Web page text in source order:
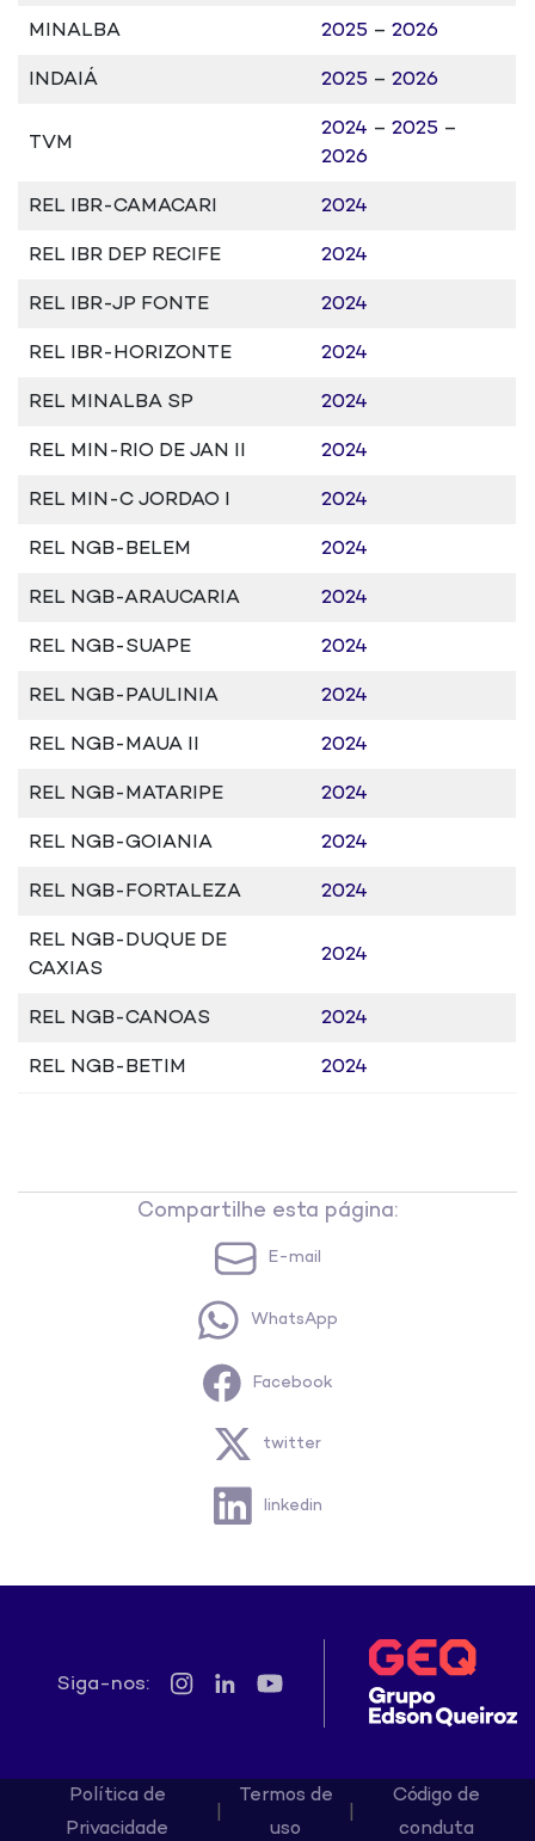
MINALBA
2025 – 2026
INDAIÁ
2025 – 2026
TVM
2024 – 2025 –
2026
REL IBR-CAMACARI
2024
REL IBR DEP RECIFE
2024
REL IBR-JP FONTE
2024
REL IBR-HORIZONTE
2024
REL MINALBA SP
2024
REL MIN-RIO DE JAN II
2024
REL MIN-C JORDAO I
2024
REL NGB-BELEM
2024
REL NGB-ARAUCARIA
2024
REL NGB-SUAPE
2024
REL NGB-PAULINIA
2024
REL NGB-MAUA II
2024
REL NGB-MATARIPE
2024
REL NGB-GOIANIA
2024
REL NGB-FORTALEZA
2024
REL NGB-DUQUE DE
CAXIAS
2024
REL NGB-CANOAS
2024
REL NGB-BETIM
2024
Compartilhe esta página:
E-mail
WhatsApp
Facebook
twitter
linkedin
Siga-nos:
Política de
Privacidade
Termos de
uso
Código de
conduta